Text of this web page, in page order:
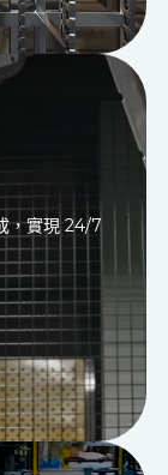
，實現 24/7